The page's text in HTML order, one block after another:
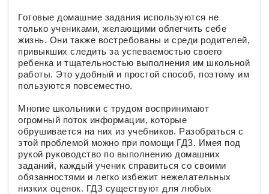
Готовые домашние задания используются не
только учениками, желающими облегчить себе
жизнь. Они также востребованы и среди родителей,
привыкших следить за успеваемостью своего
ребенка и тщательностью выполнения им школьной
работы. Это удобный и простой способ, поэтому им
пользуются повсеместно.
Многие школьники с трудом воспринимают
огромный поток информации, которые
обрушивается на них из учебников. Разобраться с
этой проблемой можно при помощи ГДЗ. Имея под
рукой руководство по выполнению домашних
заданий, каждый ученик справиться со своими
обязанностями и легко избежит нежелательных
низких оценок. ГДЗ существуют для любых